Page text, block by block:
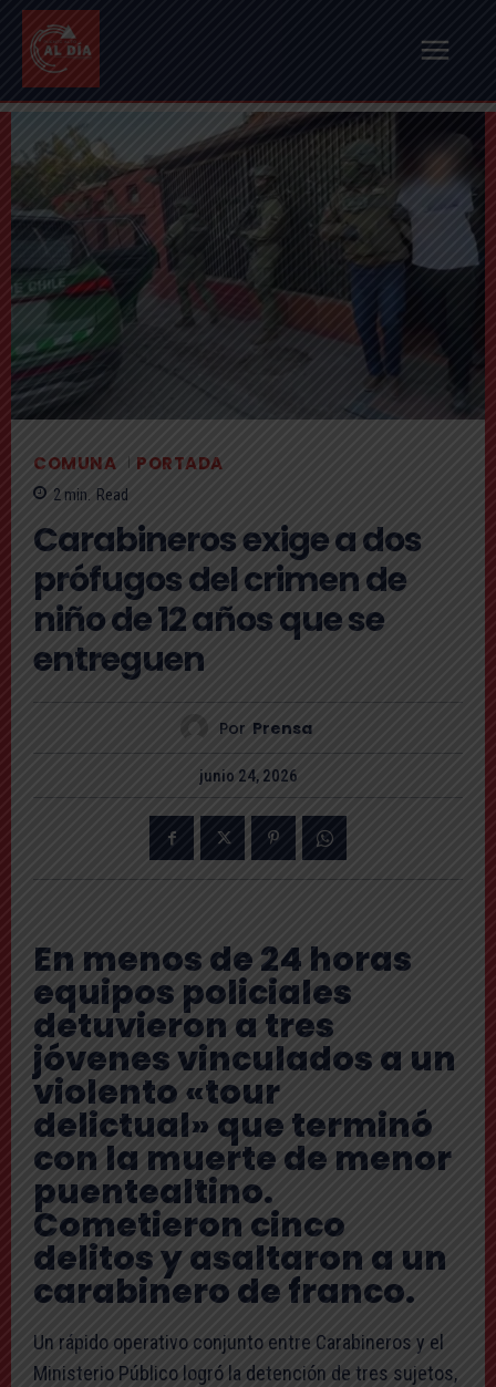
COMUNA PORTADA
2 min. Read
Carabineros exige a dos
prófugos del crimen de
niño de 12 años que se
entreguen
Por Prensa
junio 24, 2026
En menos de 24 horas
equipos policiales
detuvieron a tres
jóvenes vinculados a un
violento «tour
delictual» que terminó
con la muerte de menor
puentealtino.
Cometieron cinco
delitos y asaltaron a un
carabinero de franco.
Un rápido operativo conjunto entre Carabineros y el
Ministerio Público logró la detención de tres sujetos,